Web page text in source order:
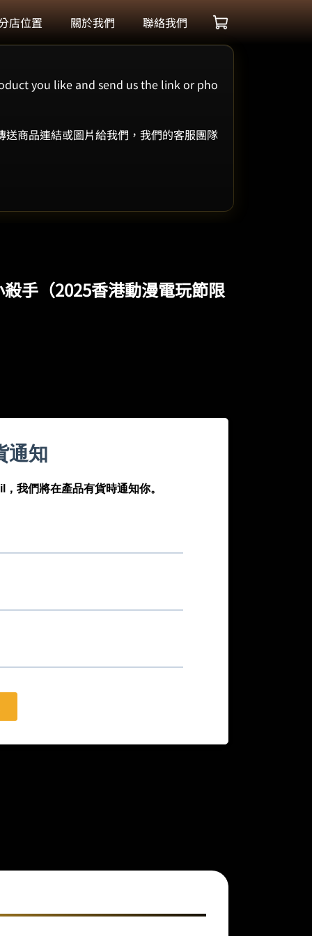
店位置 關於我們 聯絡我們
you like and send us the link or pho
商品連結或圖片給我們，我們的客服團隊
手（2025香港動漫電玩節限